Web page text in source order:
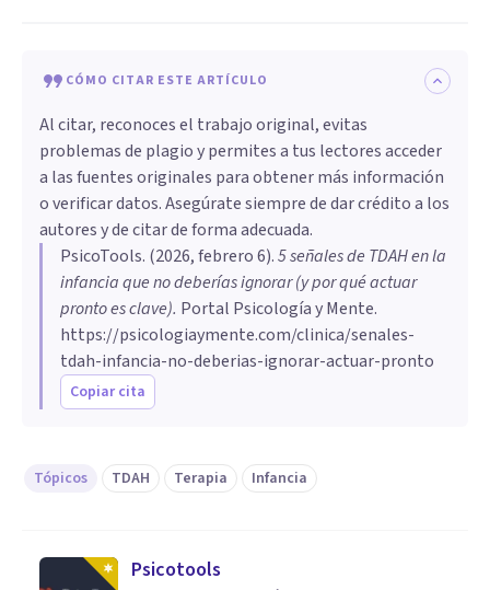
CÓMO CITAR ESTE ARTÍCULO
Al citar, reconoces el trabajo original, evitas
problemas de plagio y permites a tus lectores acceder
a las fuentes originales para obtener más información
o verificar datos. Asegúrate siempre de dar crédito a los
autores y de citar de forma adecuada.
PsicoTools. (2026, febrero 6).5 señales de TDAH en la
infancia que no deberías ignorar (y por qué actuar
pronto es clave). Portal Psicología y Mente.
https://psicologiaymente.com/clinica/senales-
tdah-infancia-no-deberias-ignorar-actuar-pronto
Copiar cita
Tópicos TDAH Terapia Infancia
Psicotools